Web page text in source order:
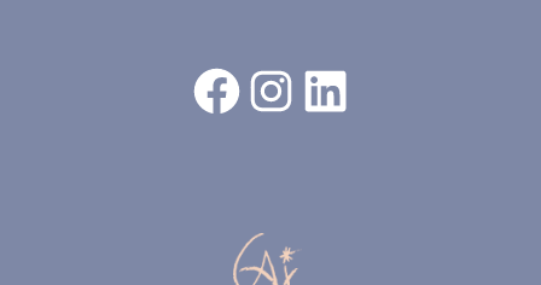
Facebook Instagram LinkedIn